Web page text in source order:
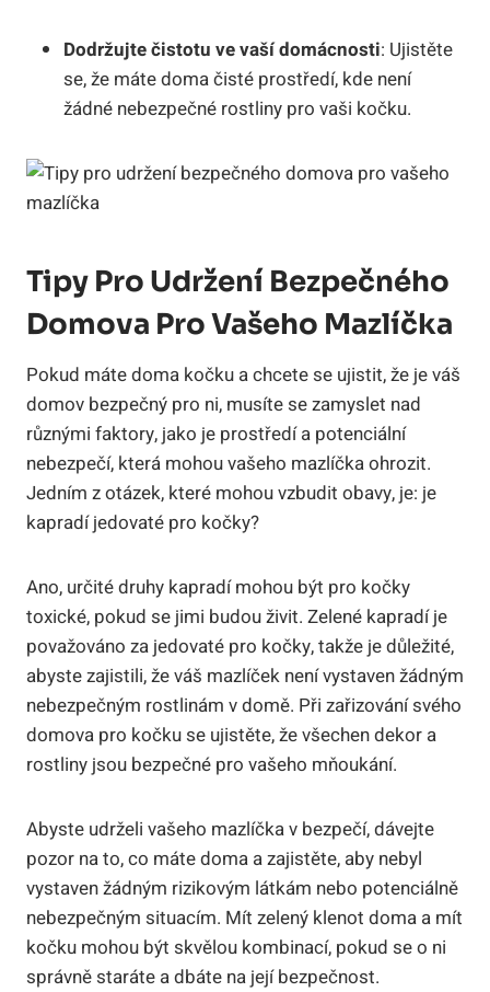
Dodržujte čistotu ve vaší domácnosti: Ujistěte
se, že máte doma čisté prostředí, kde není
žádné nebezpečné rostliny pro vaši kočku.
Tipy Pro Udržení Bezpečného
Domova Pro Vašeho Mazlíčka
Pokud máte doma kočku a chcete se ujistit, že je váš
domov bezpečný pro ni, musíte se zamyslet nad
různými faktory, jako je prostředí a potenciální
nebezpečí, která mohou vašeho mazlíčka ohrozit.
Jedním z otázek, které mohou vzbudit obavy, je: je
kapradí jedovaté pro kočky?
Ano, určité druhy kapradí mohou být pro kočky
toxické, pokud se jimi budou živit. Zelené kapradí je
považováno za jedovaté pro kočky, takže je důležité,
abyste zajistili, že váš mazlíček není vystaven žádným
nebezpečným rostlinám v domě. Při zařizování svého
domova pro kočku se ujistěte, že všechen dekor a
rostliny jsou bezpečné pro vašeho mňoukání.
Abyste udrželi vašeho mazlíčka v bezpečí, dávejte
pozor na to, co máte doma a zajistěte, aby nebyl
vystaven žádným rizikovým látkám nebo potenciálně
nebezpečným situacím. Mít zelený klenot doma a mít
kočku mohou být skvělou kombinací, pokud se o ni
správně staráte a dbáte na její bezpečnost.